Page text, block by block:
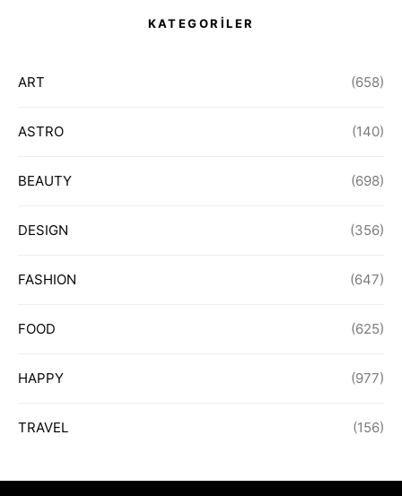
KATEGORİLER
ART (658)
ASTRO (140)
BEAUTY (698)
DESIGN (356)
FASHION (647)
FOOD (625)
HAPPY (977)
TRAVEL (156)